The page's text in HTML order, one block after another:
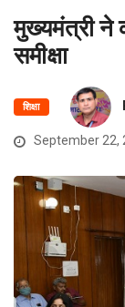
मुख्यमंत्री ने
समीक्षा
शिक्षा
September 22,